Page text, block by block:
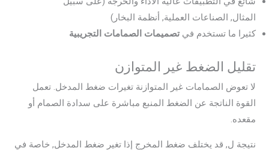
المثال, الصناعات العملية, أنظمة البخار)
كثيرا ما تستخدم فيتصميمات الصمامات التجريبية
تقليل الضغط غير المتوازن
لا تعوض الصمامات غير المتوازنة تغيرات ضغط المدخل. تعمل
القوة الناتجة عن الضغط المنبع مباشرة على سدادة الصمام أو
مقعده.
نتيجة ل, قد يختلف ضغط المخرج إذا تغير ضغط المدخل, خاصة في